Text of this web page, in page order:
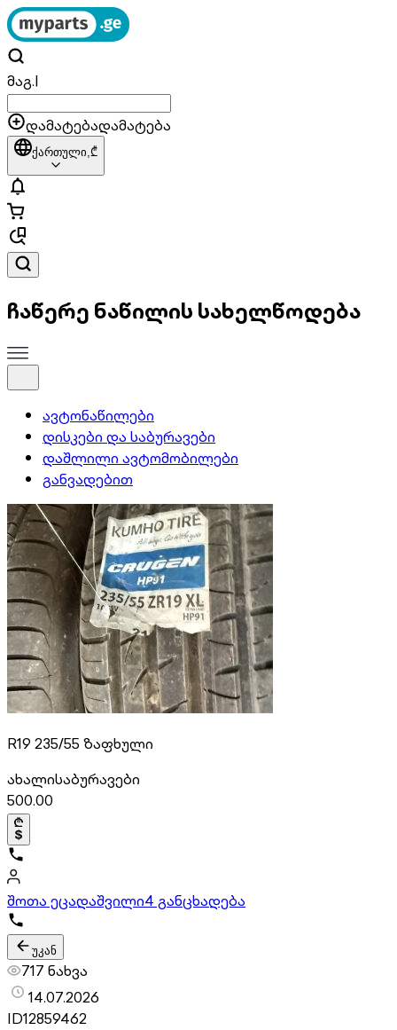
მაგ.|
დამატებადამატება
ქართული,₾
ჩაწერე ნაწილის სახელწოდება
ავტონაწილები
დისკები და საბურავები
დაშლილი ავტომობილები
განვადებით
R19 235/55 ზაფხული
ახალისაბურავები
500.00
შოთა ეცადაშვილი4 განცხადება
უკან
717 ნახვა
14.07.2026
ID12859462